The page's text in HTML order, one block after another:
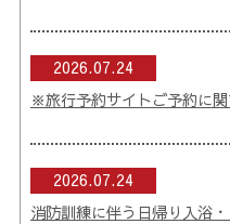
2026.07.24
※旅行予約サイトご予約に
2026.07.24
消防訓練に伴う日帰り入浴